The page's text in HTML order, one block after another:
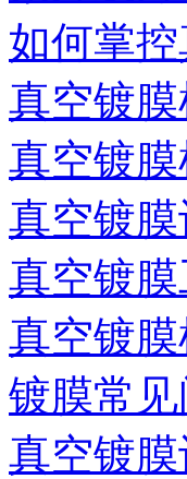
如何掌
真空镀
真空镀
真空镀
真空镀
真空镀
镀膜常
真空镀